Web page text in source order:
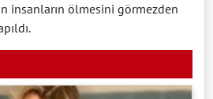
insanların ölmesini görmezden